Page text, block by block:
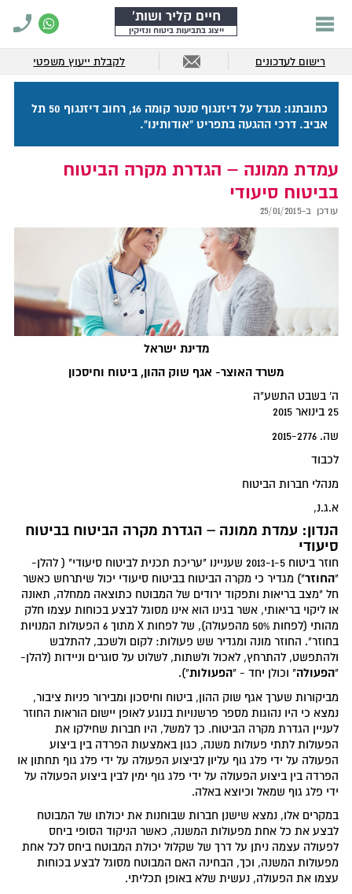
חיים קליר ושות'
ייצוג בתביעות ביטוח ונזיקין
רישום לעדכונים לקבלת ייעוץ משפטי
כתובתנו: מגדל על דיזנגוף סנטר קומה 16, רחוב דיזנגוף 50 תל
אביב. דרכי ההגעה בתפריט "אודותינו".
עמדת ממונה – הגדרת מקרה הביטוח
בביטוח סיעודי
עודכן ב-25/01/2015
מדינת ישראל
משרד האוצר- אגף שוק ההון, ביטוח וחיסכון
ה' בשבט התשע"ה
25 בינואר 2015
שה. 2015-2776
לכבוד
מנהלי חברות הביטוח
א.ג.נ,
הנדון: עמדת ממונה – הגדרת מקרה הביטוח בביטוח
סיעודי
חוזר ביטוח 2013-1-5 שעניינו "עריכת תכנית לביטוח סיעודי" ( להלן-
"החוזר") מגדיר כי מקרה הביטוח בביטוח סיעודי יכול שיתרחש כאשר
חל "מצב בריאות ותפקוד ירודים של המבוטח כתוצאה ממחלה, תאונה
או ליקוי בריאותי, אשר בגינו הוא אינו מסוגל לבצע בכוחות עצמו חלק
מהותי (לפחות 50% מהפעולה), של לפחות X מתוך 6 הפעולות המנויות
בחוזר". החוזר מונה ומגדיר שש פעולות: לקום ולשכב, להתלבש
ולהתפשט, להתרחץ, לאכול ולשתות, לשלוט על סוגרים וניידות (להלן-
"הפעולה" וכולן יחד - "הפעולות").
מביקורות שערך אגף שוק ההון, ביטוח וחיסכון ומבירור פניות ציבור,
נמצא כי היו נהוגות מספר פרשנויות בנוגע לאופן יישום הוראות החוזר
לעניין הגדרת מקרה הביטוח. כך למשל, היו חברות שחילקו את
הפעולות לתתי פעולות משנה, כגון באמצעות הפרדה בין ביצוע
הפעולה על ידי פלג גוף עליון לביצוע הפעולה על ידי פלג גוף תחתון או
הפרדה בין ביצוע הפעולה על ידי פלג גוף ימין לבין ביצוע הפעולה על
ידי פלג גוף שמאל וכיוצא באלה.
במקרים אלו, נמצא שישנן חברות שבוחנות את יכולתו של המבוטח
לבצע את כל אחת מפעולות המשנה, כאשר הניקוד הסופי ביחס
לפעולה עצמה ניתן על דרך של שקלול יכולת המבוטח ביחס לכל אחת
מפעולות המשנה, וכך, הבחינה האם המבוטח מסוגל לבצע בכוחות
עצמו את הפעולה, נעשית שלא באופן תכליתי.